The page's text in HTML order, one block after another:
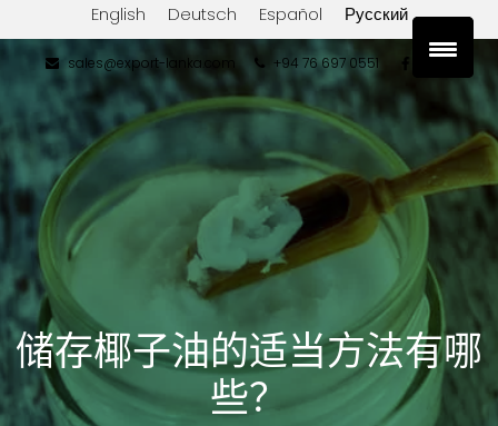
English Deutsch Español Русский
sales@export-lanka.com +94 76 697 0551
储存椰子油的适当方法有哪
些？